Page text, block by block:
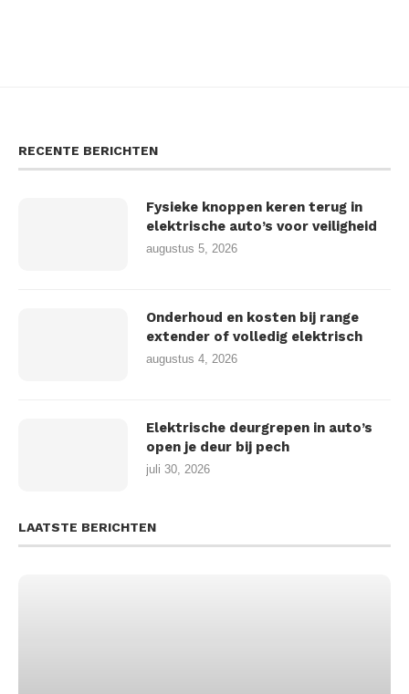
RECENTE BERICHTEN
Fysieke knoppen keren terug in
elektrische auto’s voor veiligheid
augustus 5, 2026
Onderhoud en kosten bij range
extender of volledig elektrisch
augustus 4, 2026
Elektrische deurgrepen in auto’s
open je deur bij pech
juli 30, 2026
LAATSTE BERICHTEN